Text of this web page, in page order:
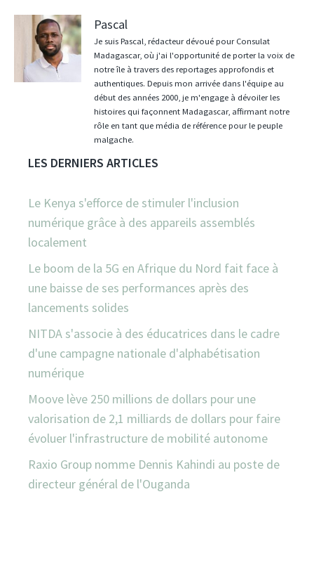
Pascal
Je suis Pascal, rédacteur dévoué pour Consulat
Madagascar, où j'ai l'opportunité de porter la voix de
notre île à travers des reportages approfondis et
authentiques. Depuis mon arrivée dans l'équipe au
début des années 2000, je m'engage à dévoiler les
histoires qui façonnent Madagascar, affirmant notre
rôle en tant que média de référence pour le peuple
malgache.
LES DERNIERS ARTICLES
Le Kenya s'efforce de stimuler l'inclusion
numérique grâce à des appareils assemblés
localement
Le boom de la 5G en Afrique du Nord fait face à
une baisse de ses performances après des
lancements solides
NITDA s'associe à des éducatrices dans le cadre
d'une campagne nationale d'alphabétisation
numérique
Moove lève 250 millions de dollars pour une
valorisation de 2,1 milliards de dollars pour faire
évoluer l'infrastructure de mobilité autonome
Raxio Group nomme Dennis Kahindi au poste de
directeur général de l'Ouganda